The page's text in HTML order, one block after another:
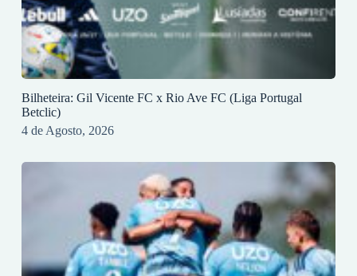
Bilheteira: Gil Vicente FC x Rio Ave FC (Liga Portugal
Betclic)
4 de Agosto, 2026